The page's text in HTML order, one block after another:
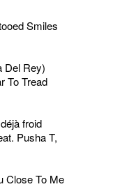
Smiles
Del Rey)
To Tread
froid
Pusha T,
Close To Me